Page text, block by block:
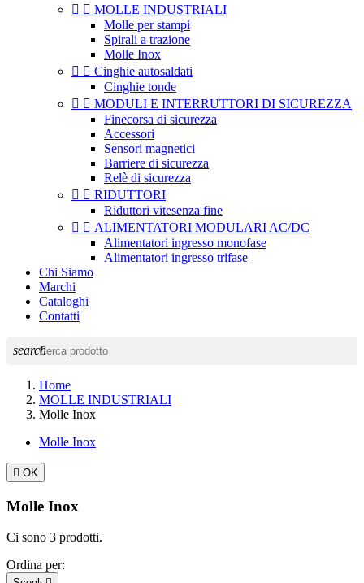
  MOLLE INDUSTRIALI
Molle per stampi
Spirali a trazione
Molle Inox
  Cinghie autosaldati
Cinghie tonde
  MODULI E INTERRUTTORI DI SICUREZZA
Finecorsa di sicurezza
Accessori
Sensori magnetici
Barriere di sicurezza
Relè di sicurezza
  RIDUTTORI
Riduttori vitesenza fine
  ALIMENTATORI MODULARI AC/DC
Alimentatori ingresso monofase
Alimentatori ingresso trifase
Chi Siamo
Marchi
Cataloghi
Contatti
search
Home
MOLLE INDUSTRIALI
Molle Inox
Molle Inox
 OK
Molle Inox
Ci sono 3 prodotti.
Ordina per: